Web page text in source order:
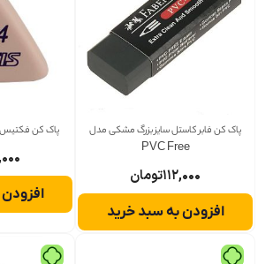
پاک کن فابر کاستل سایز بزرگ مشکی مدل
PVC Free
۱۱۲,۰۰۰تومان
افزودن به سبد خرید
پاک کن فکتیس
۳۰,۰۰۰
افزودن